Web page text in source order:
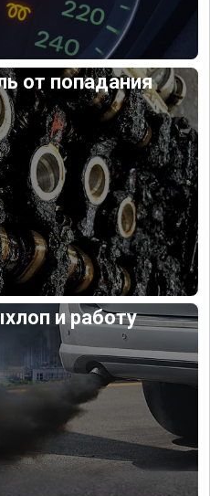
от попадания
и работу